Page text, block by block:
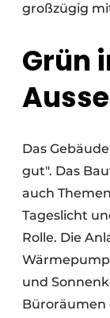
großzügig
Grün
Das
gut". Das
auch
Tageslicht
Rolle. Die
und
Büroräumen